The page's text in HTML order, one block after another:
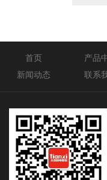
首页 产品
新闻动态
联系